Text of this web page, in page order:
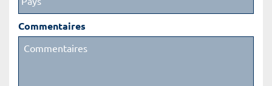
Commentaires